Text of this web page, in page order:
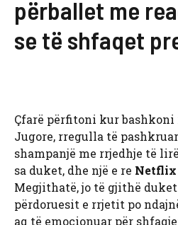
përballet me
se të shfaqet
Çfarë përfitoni kur
Jugore, rregulla të
shampanjë me rrjedhje të
sa duket, dhe një e re Netflix
Megjithatë, jo të gjithë duket
përdoruesit e rrjetit po
aq të emocionuar për